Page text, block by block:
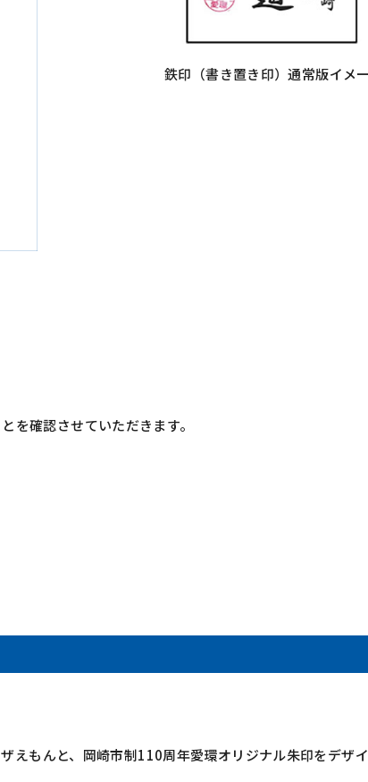
鉄印（書き置き印）通常版イメ
を確認させていただきます。
えもんと、岡崎市制110周年愛環オリジナル朱印をデザ